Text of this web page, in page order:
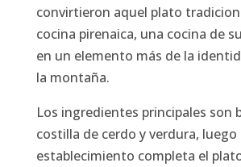
convirtieron aquel plato
cocina pirenaica, una cocina de
en un elemento más de la
la montaña.
Los ingredientes principales son
costilla de cerdo y verdura, luego
establecimiento completa el